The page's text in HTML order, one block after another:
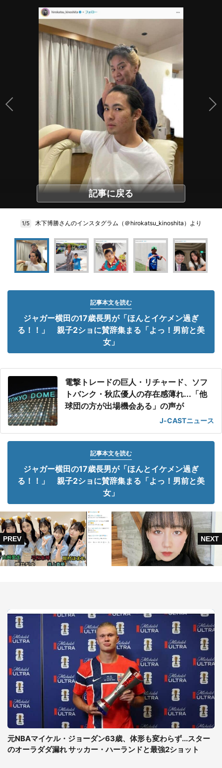
記事に戻る
1/5 木下博勝さんのインスタグラム（＠hirokatsu_kinoshita）より
記事本文を読む
ジャガー横田の17歳長男が「ほんとイケメン過ぎ
る！！」 親子2ショに賛辞集まる「よっ！男前と美
女」
電撃トレードの巨人・リチャード、ソフ
トバンク・秋広優人の存在感薄れ...「他
球団の方が出場機会ある」の声が
J-CASTニュース
記事本文を読む
ジャガー横田の17歳長男が「ほんとイケメン過ぎ
る！！」 親子2ショに賛辞集まる「よっ！男前と美
女」
元NBAマイケル・ジョーダン63歳、体形も変わらず...スター
のオーラダダ漏れ サッカー・ハーランドと最強2ショット